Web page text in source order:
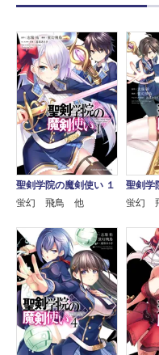
聖剣学院の魔剣使い １
蛍幻 飛鳥 他
聖剣学
蛍幻